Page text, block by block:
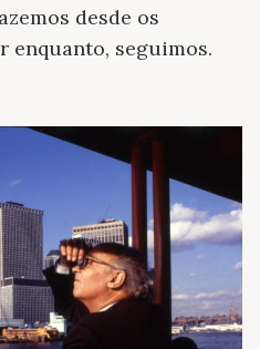
desde os
enquanto, seguimos.